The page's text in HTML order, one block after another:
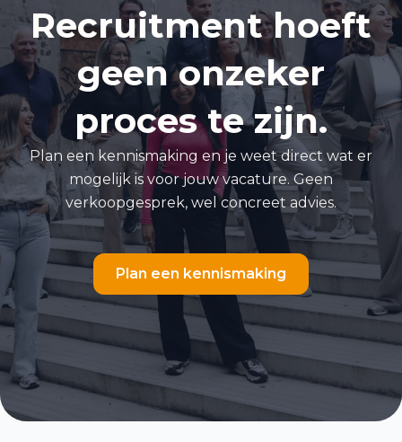
Recruitment hoeft
geen onzeker
proces te zijn.
Plan een kennismaking en je weet direct wat er
mogelijk is voor jouw vacature. Geen
verkoopgesprek, wel concreet advies.
Plan een kennismaking